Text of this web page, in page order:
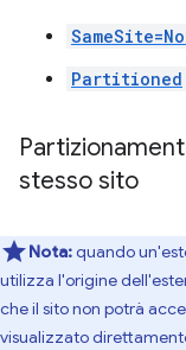
Partitioned
stesso sito
Nota:quando
utilizza l'origine
che il sito non potrà
visualizzato